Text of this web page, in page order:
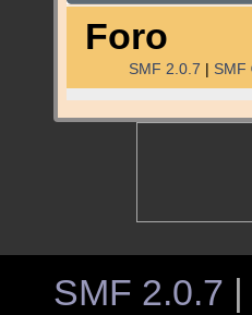
Foro
SMF 2.0.7 SMF
SMF 2.0.7